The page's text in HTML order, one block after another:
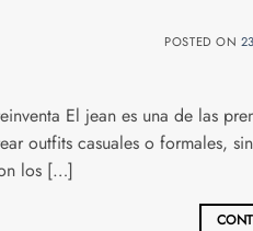
POSTED ON
El jean es una de las
outfits casuales o formales,
los […]